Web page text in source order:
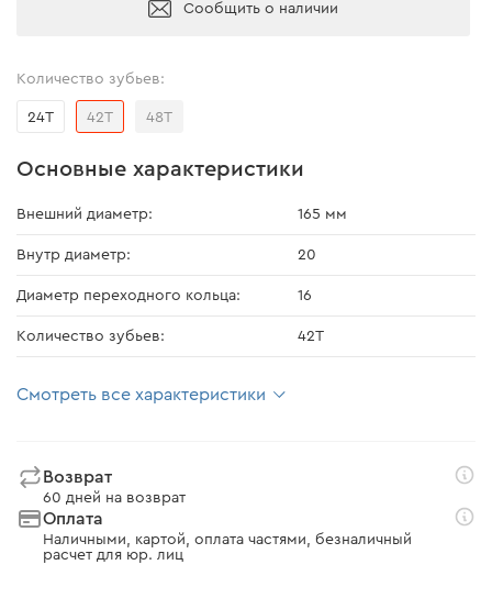
Сообщить о наличии
Количество зубьев:
24T 42T 48T
Основные характеристики
Внешний диаметр: 165 мм
Внутр диаметр: 20
Диаметр переходного кольца: 16
Количество зубьев: 42T
Смотреть все характеристики
Возврат
60 дней на возврат
Оплата
Наличными, картой, оплата частями, безналичный
расчет для юр. лиц